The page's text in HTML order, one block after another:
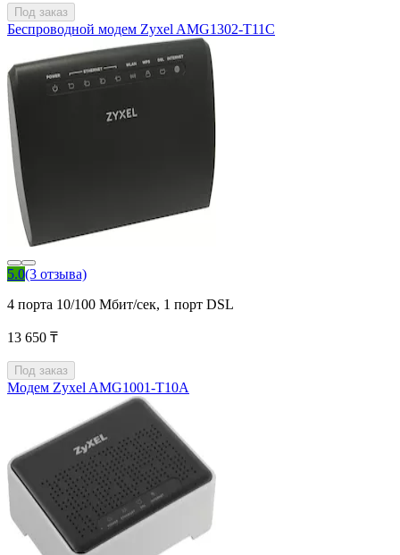
Под заказ
Беспроводной модем Zyxel AMG1302-T11C
5.0(3 отзыва)
4 порта 10/100 Мбит/сек, 1 порт DSL
13 650 ₸
Под заказ
Модем Zyxel AMG1001-T10A